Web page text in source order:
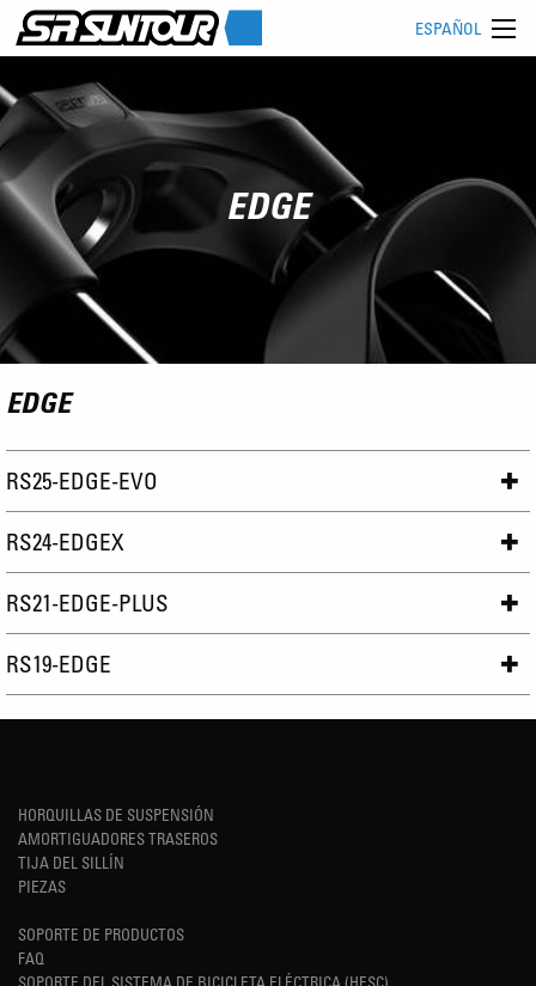
ESPAÑOL
EDGE
EDGE
RS25-EDGE-EVO
RS24-EDGEX
RS21-EDGE-PLUS
RS19-EDGE
HORQUILLAS DE SUSPENSIÓN
AMORTIGUADORES TRASEROS
TIJA DEL SILLÍN
PIEZAS
SOPORTE DE PRODUCTOS
FAQ
SOPORTE DEL SISTEMA DE BICICLETA ELÉCTRICA (HESC)